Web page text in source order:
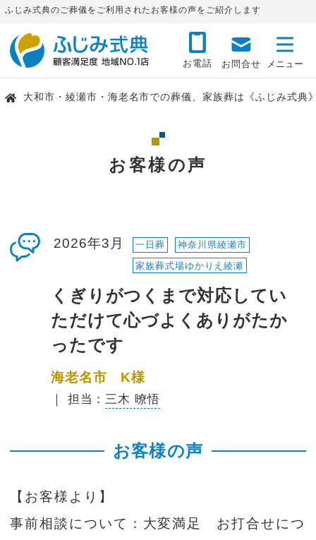
ふじみ式典のご葬儀をご利用されたお客様の声をご紹介します
お電話 お問合せ
大和市・綾瀬市・海老名市での葬儀、家族葬は《ふじみ式典
お客様の声
2026年3月 一日葬
神奈川県綾瀬市
家族葬式場ゆかりえ綾瀬
くぎりがつくまで対応してい
ただけて心づよくありがたか
ったです
海老名市 K様
｜ 担当：三木 暸悟
お客様の声
【お客様より】
事前相談について：大変満足 お打合せにつ